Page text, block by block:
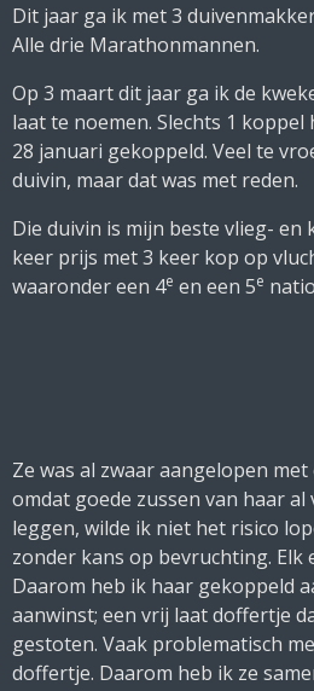
Dit jaar ga ik met 3
Alle drie Marathonmannen.
Op 3 maart dit jaar ga ik de
laat te noemen. Slechts 1
28 januari gekoppeld. Veel te
duivin, maar dat was met reden.
Die duivin is mijn beste vlieg- en
keer prijs met 3 keer kop op
waaronder een 4e en een 5e
Ze was al zwaar aangelopen
omdat goede zussen van haar
leggen, wilde ik niet het risico
zonder kans op bevruchting. Elk
Daarom heb ik haar gekoppeld
aanwinst; een vrij laat doffertje
gestoten. Vaak problematisch
doffertje. Daarom heb ik ze